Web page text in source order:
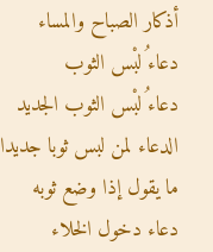
أذكار الصباح والمساء
دعاء ُلبْس الثوب
دعاء ُلبْس الثوب الجديد
الدعاء لمن لبس ثوبا جديدا
ما يقول إذا وضع ثوبه
دعاء دخول الخلاء